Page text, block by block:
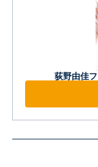
荻野由佳